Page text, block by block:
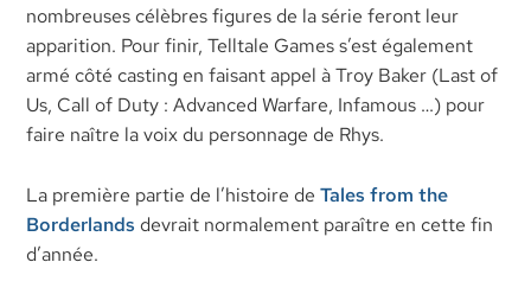
nombreuses célèbres figures de la série feront leur
apparition. Pour finir, Telltale Games s’est également
armé côté casting en faisant appel à Troy Baker (Last of
Us, Call of Duty : Advanced Warfare, Infamous …) pour
faire naître la voix du personnage de Rhys.
La première partie de l’histoire deTales from the
Borderlands devrait normalement paraître en cette fin
d’année.